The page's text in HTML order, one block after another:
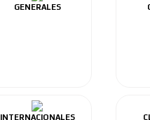
GENERALES
INTERNACIONALES